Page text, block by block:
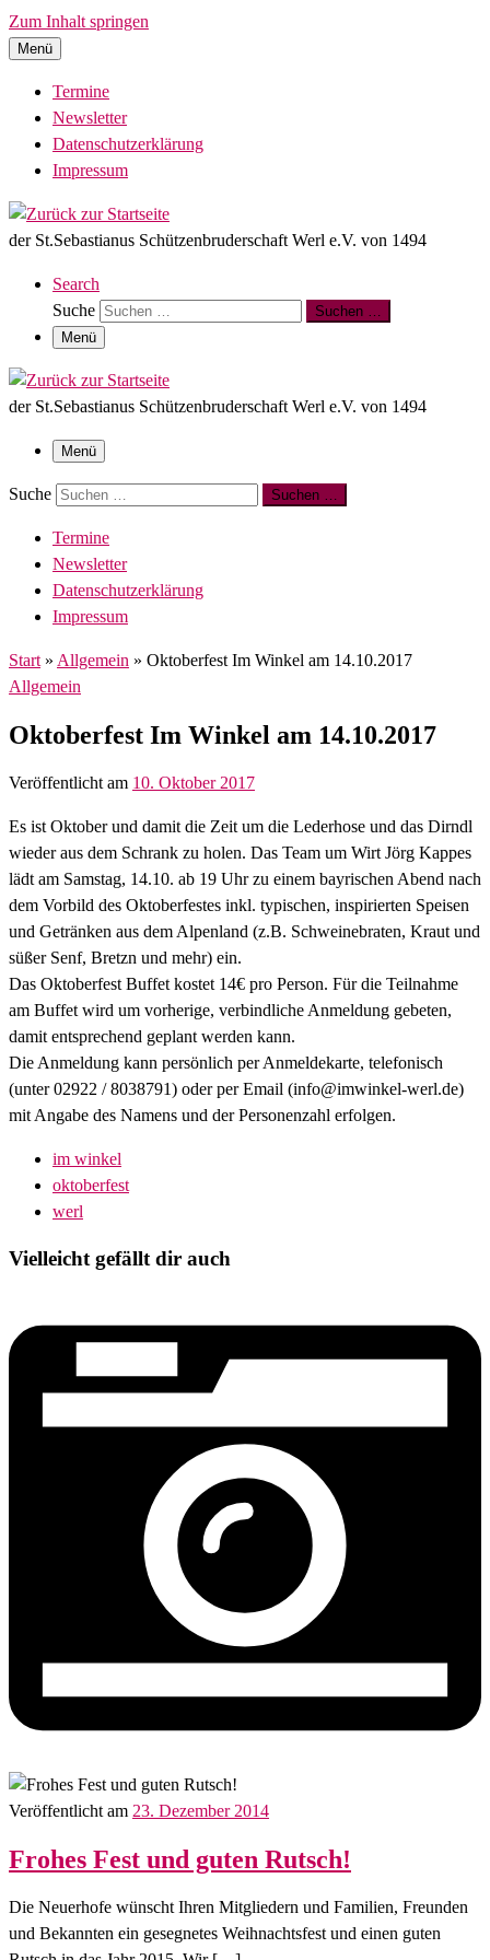
Zum Inhalt springen
Menü
Termine
Newsletter
Datenschutzerklärung
Impressum
der St.Sebastianus Schützenbruderschaft Werl e.V. von 1494
Search
Suche
Suchen …
Menü
der St.Sebastianus Schützenbruderschaft Werl e.V. von 1494
Menü
Suche Suchen …
Termine
Newsletter
Datenschutzerklärung
Impressum
Start » Allgemein » Oktoberfest Im Winkel am 14.10.2017
Allgemein
Oktoberfest Im Winkel am 14.10.2017
Veröffentlicht am 10. Oktober 2017
Es ist Oktober und damit die Zeit um die Lederhose und das Dirndl
wieder aus dem Schrank zu holen. Das Team um Wirt Jörg Kappes
lädt am Samstag, 14.10. ab 19 Uhr zu einem bayrischen Abend nach
dem Vorbild des Oktoberfestes inkl. typischen, inspirierten Speisen
und Getränken aus dem Alpenland (z.B. Schweinebraten, Kraut und
süßer Senf, Bretzn und mehr) ein.
Das Oktoberfest Buffet kostet 14€ pro Person. Für die Teilnahme
am Buffet wird um vorherige, verbindliche Anmeldung gebeten,
damit entsprechend geplant werden kann.
Die Anmeldung kann persönlich per Anmeldekarte, telefonisch
(unter 02922 / 8038791) oder per Email (info@imwinkel-werl.de)
mit Angabe des Namens und der Personenzahl erfolgen.
im winkel
oktoberfest
werl
Vielleicht gefällt dir auch
Veröffentlicht am 23. Dezember 2014
Frohes Fest und guten Rutsch!
Die Neuerhofe wünscht Ihren Mitgliedern und Familien, Freunden
und Bekannten ein gesegnetes Weihnachtsfest und einen guten